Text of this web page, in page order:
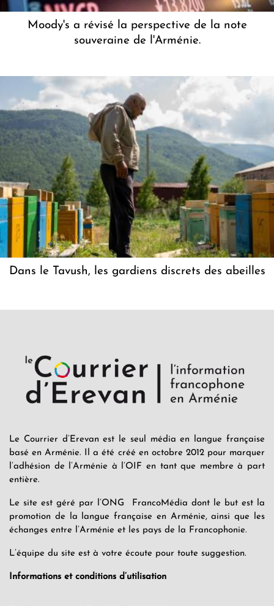
Moody's a révisé la perspective de la note
souveraine de l'Arménie.
Dans le Tavush, les gardiens discrets des abeilles
Le Courrier d’Erevan est le seul média en langue française
basé en Arménie. Il a été créé en octobre 2012 pour marquer
l’adhésion de l’Arménie à l’OIF en tant que membre à part
entière.
Le site est géré par l’ONG FrancoMédia dont le but est la
promotion de la langue française en Arménie, ainsi que les
échanges entre l’Arménie et les pays de la Francophonie.
L’équipe du site est à votre écoute pour toute suggestion.
Informations et conditions d’utilisation